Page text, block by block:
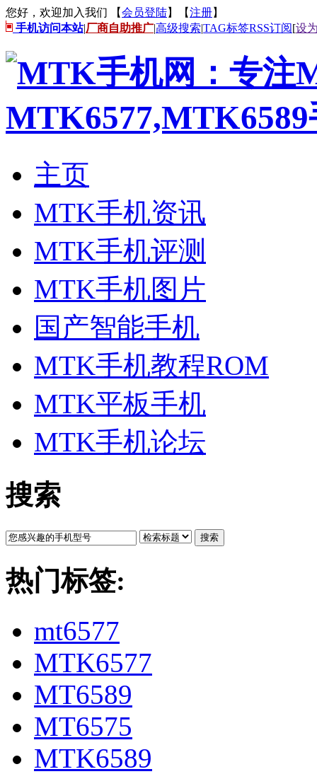
您好，欢迎加入我们 【会员登陆】【注册】
手机访问本站|厂商自助推广|高级搜索|TAG标签RSS订阅[设
主页
MTK手机资讯
MTK手机评测
MTK手机图片
国产智能手机
MTK手机教程ROM
MTK平板手机
MTK手机论坛
搜索
搜索
热门标签:
mt6577
MTK6577
MT6589
MT6575
MTK6589